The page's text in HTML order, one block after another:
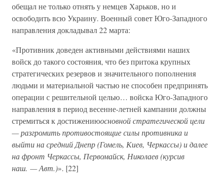
обещал не только отнять у немцев Харьков, но и
освободить всю Украину. Военный совет Юго-Западного
направления докладывал 22 марта:
«Противник доведен активными действиями наших
войск до такого состояния, что без притока крупных
стратегических резервов и значительного пополнения
людьми и материальной частью не способен предпринять
операции с решительной целью… войска Юго-Западного
направления в период весенне-летней кампании должны
стремиться к достижениюосновной стратегической цели
— разгромить противостоящие силы противника и
выйти на средний Днепр (Гомель, Киев, Черкассы) и далее
на фронт Черкассы, Первомайск, Николаев (курсив
наш. — Авт.)». [22]